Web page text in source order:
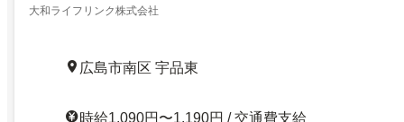
トできます！リタイア後のシニア世代におすすめ
大和ライフリンク株式会社
広島市南区 宇品東
時給1,090円〜1,190円 / 交通費支給